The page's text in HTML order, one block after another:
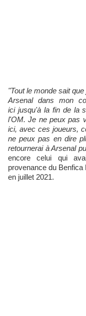
"Tout le monde sait que j'ai encore deux années de contrat avec
Arsenal dans mon
ici jusqu'à la fin de la
l'OM. Je ne peux pas
ici, avec ces joueurs,
ne peux pas en dire
retournerai à Arsenal
encore celui qui
provenance du
en juillet 2021.